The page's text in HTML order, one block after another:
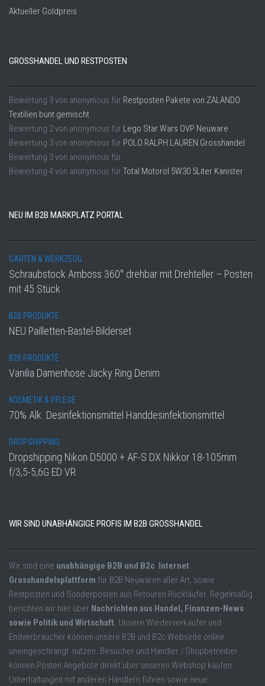
Aktueller Goldpreis
GROSSHANDEL UND RESTPOSTEN
Bewertung 3von anonymous für Restposten Pakete von ZALANDO
Textilien bunt gemischt
Bewertung 2von anonymous für Lego Star Wars OVP Neuware
Bewertung 3von anonymous für POLO RALPH LAUREN Grosshandel
Bewertung 3von anonymous für
Bewertung 4 von anonymous für Total Motoröl 5W30 5Liter Kanister
NEU IM B2B MARKPLATZ PORTAL
GARTEN & WERKZEUG
Schraubstock Amboss 360° drehbar mit Drehteller – Posten
mit 45 Stück
B2B PRODUKTE
NEU Pailletten-Bastel-Bilderset
B2B PRODUKTE
Vanilia Damenhose Jacky Ring Denim
KOSMETIK & PFLEGE
70% Alk. Desinfektionsmittel Handdesinfektionsmittel
DROPSHIPPING
Dropshipping Nikon D5000 + AF-S DX Nikkor 18-105mm
f/3,5-5,6G ED VR
WIR SIND UNABHÄNGIGE PROFIS IM B2B GROSSHANDEL
Wir sind eine unabhängige B2B und B2c Internet
Grosshandelsplattform für B2B Neuwaren aller Art, sowie
Restposten und Sonderposten aus Retouren Rückläufer. Regelmäßig
berichten wir hier über Nachrichten aus Handel, Finanzen-News
sowie Politik und Wirtschaft. Unsere Wiederverkäufer und
Endverbraucher können unsere B2B und B2c Webseite online
uneingeschrängt nutzen. Besucher und Händler / Shopbetreiber
können Posten Angebote direkt über unseren Webshop kaufen.
Unterhaltungen mit anderen Händlern führen sowie neue